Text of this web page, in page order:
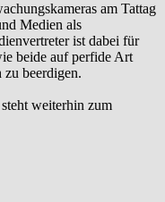
am Tattag
Medien als
ist dabei für
beide auf perfide Art
beerdigen.
weiterhin zum